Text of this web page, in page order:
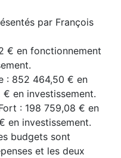
par François
€ en fonctionnement
: 852 464,50 € en
en investissement.
: 198 759,08 € en
en investissement.
budgets sont
et les deux